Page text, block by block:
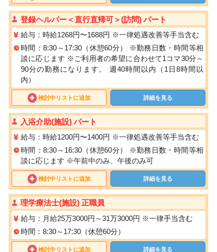
登録ヘルパー＜直行直帰可＞(訪問) パート
給与：時給1268円〜1688円 ※⼀律処遇改善等⼿当含む
時間：8:30～17:30（休憩60分） ※勤務⽇数・時間等相
談に応じます ※ご利用者の希望に合わせて1コマ30分～
90分の勤務になります。 週40時間以内（1日8時間以
内）
検討中リストに追加 詳細を見る
入浴介助(施設) パート
給与：時給1200円〜1400円 ※⼀律処遇改善等⼿当含む
時間：8:30～16:30（休憩60分） ※勤務⽇数・時間等相
談に応じます ※午前中のみ、午後のみ可
検討中リストに追加 詳細を見る
理学療法士(施設) 正職員
給与：月給25万3000円～31万3000円 ※一律手当含む
時間：8:30～17:30（休憩60分）
検討中リストに追加 詳細を見る